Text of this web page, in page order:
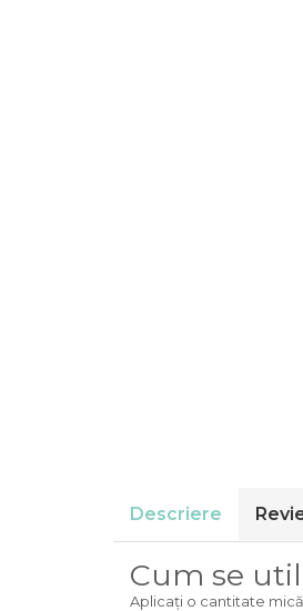
Descriere
Cum se
Aplicaţi o cantitate